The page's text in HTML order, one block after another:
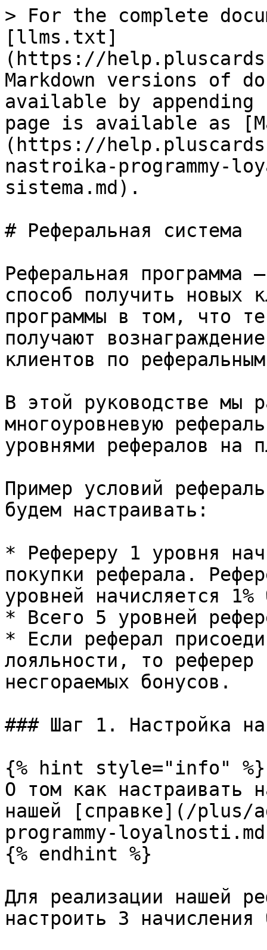
> For the complete
[llms.txt]
(https://
Markdown versions of
available by
page is available as
(https://
nastroika-programmy-
sistema.md).
# Реферальная система
Реферальная программа
способ получить новых
программы в том, что
получают
клиентов по
В этой руководстве мы
многоуровневую
уровнями рефералов на
Пример условий
будем настраивать:
* Рефереру 1 уровня
покупки реферала.
уровней начисляется
* Всего 5 уровней
* Если реферал
лояльности, то реферер
несгораемых бонусов.
### Шаг 1. Настройка
{% hint style="info" %}
О том как настраивать
нашей [справке](/
programmy-
{% endhint %}
Для реализации нашей
настроить 3 начисления